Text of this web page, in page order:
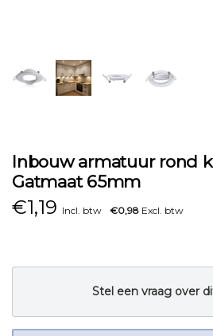
Inbouw armatuur rond
Gatmaat 65mm
€1,19 Incl. btw €0,98 Excl. btw
Stel een vraag over